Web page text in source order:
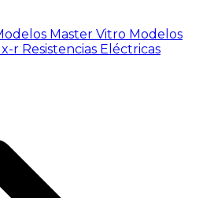
Master Vitro Modelos
r Resistencias Eléctricas